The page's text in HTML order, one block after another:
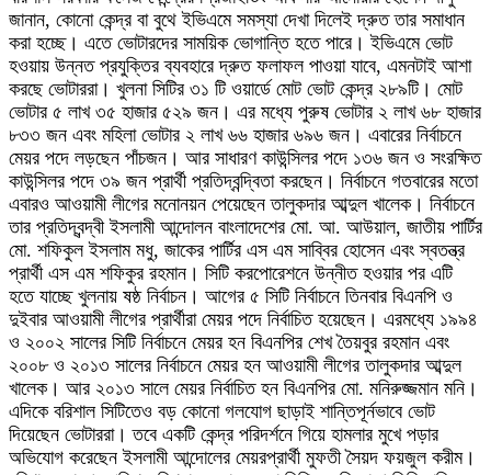
জানান, কোনো কেন্দ্র বা বুথে ইভিএমে সমস্যা দেখা দিলেই দ্রুত তার সমাধান
করা হচ্ছে। এতে ভোটারদের সাময়িক ভোগান্তি হতে পারে। ইভিএমে ভোট
হওয়ায় উন্নত প্রযুক্তির ব্যবহারে দ্রুত ফলাফল পাওয়া যাবে, এমনটাই আশা
করছে ভোটাররা। খুলনা সিটির ৩১ টি ওয়ার্ডে মোট ভোট কেন্দ্র ২৮৯টি। মোট
ভোটার ৫ লাখ ৩৫ হাজার ৫২৯ জন। এর মধ্যে পুরুষ ভোটার ২ লাখ ৬৮ হাজার
৮৩৩ জন এবং মহিলা ভোটার ২ লাখ ৬৬ হাজার ৬৯৬ জন। এবারের নির্বাচনে
মেয়র পদে লড়ছেন পাঁচজন। আর সাধারণ কাউন্সিলর পদে ১৩৬ জন ও সংরক্ষিত
কাউন্সিলর পদে ৩৯ জন প্রার্থী প্রতিদ্বন্দ্বিতা করছেন। নির্বাচনে গতবারের মতো
এবারও আওয়ামী লীগের মনোনয়ন পেয়েছেন তালুকদার আব্দুল খালেক। নির্বাচনে
তার প্রতিদ্বন্দ্বী ইসলামী আন্দোলন বাংলাদেশের মো. আ. আউয়াল, জাতীয় পার্টির
মো. শফিকুল ইসলাম মধু, জাকের পার্টির এস এম সাব্বির হোসেন এবং স্বতন্ত্র
প্রার্থী এস এম শফিকুর রহমান। সিটি করপোরেশনে উন্নীত হওয়ার পর এটি
হতে যাচ্ছে খুলনায় ষষ্ঠ নির্বাচন। আগের ৫ সিটি নির্বাচনে তিনবার বিএনপি ও
দুইবার আওয়ামী লীগের প্রার্থীরা মেয়র পদে নির্বাচিত হয়েছেন। এরমধ্যে ১৯৯৪
ও ২০০২ সালের সিটি নির্বাচনে মেয়র হন বিএনপির শেখ তৈয়বুর রহমান এবং
২০০৮ ও ২০১৩ সালের নির্বাচনে মেয়র হন আওয়ামী লীগের তালুকদার আব্দুল
খালেক। আর ২০১৩ সালে মেয়র নির্বাচিত হন বিএনপির মো. মনিরুজ্জমান মনি।
এদিকে বরিশাল সিটিতেও বড় কোনো গলযোগ ছাড়াই শান্তিপূর্নভাবে ভোট
দিয়েছেন ভোটাররা। তবে একটি কেন্দ্র পরিদর্শনে গিয়ে হামলার মুখে পড়ার
অভিযোগ করেছেন ইসলামী আন্দোলের মেয়রপ্রার্থী মুফতী সৈয়দ ফয়জুল করীম।